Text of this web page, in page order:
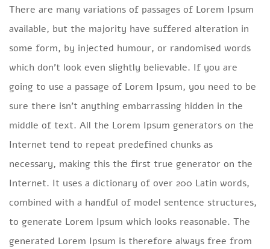
There are many variations of passages of Lorem Ipsum
available, but the majority have suffered alteration in
some form, by injected humour, or randomised words
which don’t look even slightly believable. If you are
going to use a passage of Lorem Ipsum, you need to be
sure there isn’t anything embarrassing hidden in the
middle of text. All the Lorem Ipsum generators on the
Internet tend to repeat predefined chunks as
necessary, making this the first true generator on the
Internet. It uses a dictionary of over 200 Latin words,
combined with a handful of model sentence structures,
to generate Lorem Ipsum which looks reasonable. The
generated Lorem Ipsum is therefore always free from